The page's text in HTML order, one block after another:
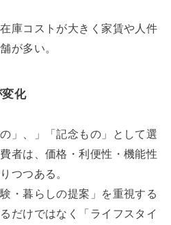
庫コストが大きく家賃や人件
が多い。
化
」、」「記念もの」として選
者は、価格・利便性・機能性
つつある。
・暮らしの提案」を重視する
だけではなく「ライフスタイ